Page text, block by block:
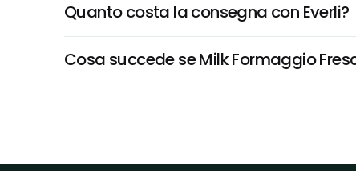
Quanto costa la consegna con Everli?
Cosa succede se Milk Formaggio